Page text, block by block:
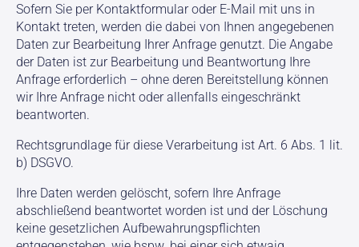
Sofern Sie per Kontaktformular oder E-Mail mit uns in
Kontakt treten, werden die dabei von Ihnen angegebenen
Daten zur Bearbeitung Ihrer Anfrage genutzt. Die Angabe
der Daten ist zur Bearbeitung und Beantwortung Ihre
Anfrage erforderlich – ohne deren Bereitstellung können
wir Ihre Anfrage nicht oder allenfalls eingeschränkt
beantworten.
Rechtsgrundlage für diese Verarbeitung ist Art. 6 Abs. 1 lit.
b) DSGVO.
Ihre Daten werden gelöscht, sofern Ihre Anfrage
abschließend beantwortet worden ist und der Löschung
keine gesetzlichen Aufbewahrungspflichten